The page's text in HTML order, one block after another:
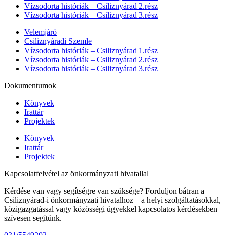
Vízsodorta históriák – Csiliznyárad 2.rész
Vízsodorta históriák – Csiliznyárad 3.rész
Velemjáró
Csiliznyáradi Szemle
Vízsodorta históriák – Csiliznyárad 1.rész
Vízsodorta históriák – Csiliznyárad 2.rész
Vízsodorta históriák – Csiliznyárad 3.rész
Dokumentumok
Könyvek
Irattár
Projektek
Könyvek
Irattár
Projektek
Kapcsolatfelvétel az önkormányzati hivatallal
Kérdése van vagy segítségre van szüksége? Forduljon bátran a
Csiliznyárad-i önkormányzati hivatalhoz – a helyi szolgáltatásokkal,
közigazgatással vagy közösségi ügyekkel kapcsolatos kérdésekben
szívesen segítünk.